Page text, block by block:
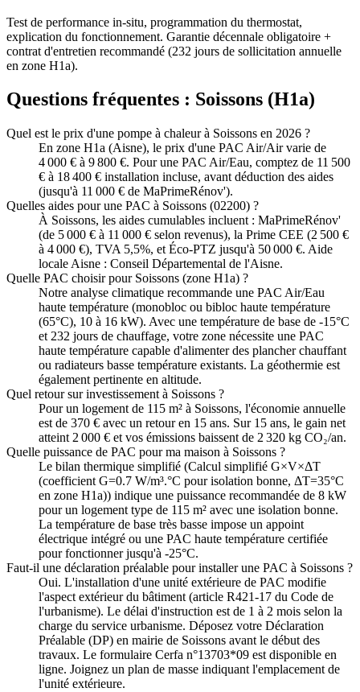
Test de performance in-situ, programmation du thermostat,
explication du fonctionnement. Garantie décennale obligatoire +
contrat d'entretien recommandé (232 jours de sollicitation annuelle
en zone H1a).
Questions fréquentes : Soissons (H1a)
Quel est le prix d'une pompe à chaleur à Soissons en 2026 ?
En zone H1a (Aisne), le prix d'une PAC Air/Air varie de
4 000 € à 9 800 €. Pour une PAC Air/Eau, comptez de 11 500
€ à 18 400 € installation incluse, avant déduction des aides
(jusqu'à 11 000 € de MaPrimeRénov').
Quelles aides pour une PAC à Soissons (02200) ?
À Soissons, les aides cumulables incluent : MaPrimeRénov'
(de 5 000 € à 11 000 € selon revenus), la Prime CEE (2 500 €
à 4 000 €), TVA 5,5%, et Éco-PTZ jusqu'à 50 000 €. Aide
locale Aisne : Conseil Départemental de l'Aisne.
Quelle PAC choisir pour Soissons (zone H1a) ?
Notre analyse climatique recommande une PAC Air/Eau
haute température (monobloc ou bibloc haute température
(65°C), 10 à 16 kW). Avec une température de base de -15°C
et 232 jours de chauffage, votre zone nécessite une PAC
haute température capable d'alimenter des plancher chauffant
ou radiateurs basse température existants. La géothermie est
également pertinente en altitude.
Quel retour sur investissement à Soissons ?
Pour un logement de 115 m² à Soissons, l'économie annuelle
est de 370 € avec un retour en 15 ans. Sur 15 ans, le gain net
atteint 2 000 € et vos émissions baissent de 2 320 kg CO₂/an.
Quelle puissance de PAC pour ma maison à Soissons ?
Le bilan thermique simplifié (Calcul simplifié G×V×ΔT
(coefficient G=0.7 W/m³.°C pour isolation bonne, ΔT=35°C
en zone H1a)) indique une puissance recommandée de 8 kW
pour un logement type de 115 m² avec une isolation bonne.
La température de base très basse impose un appoint
électrique intégré ou une PAC haute température certifiée
pour fonctionner jusqu'à -25°C.
Faut-il une déclaration préalable pour installer une PAC à Soissons ?
Oui. L'installation d'une unité extérieure de PAC modifie
l'aspect extérieur du bâtiment (article R421-17 du Code de
l'urbanisme). Le délai d'instruction est de 1 à 2 mois selon la
charge du service urbanisme. Déposez votre Déclaration
Préalable (DP) en mairie de Soissons avant le début des
travaux. Le formulaire Cerfa n°13703*09 est disponible en
ligne. Joignez un plan de masse indiquant l'emplacement de
l'unité extérieure.